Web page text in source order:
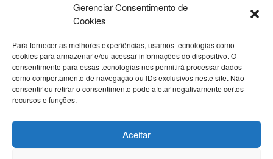
Gerenciar Consentimento de
Cookies
Para fornecer as melhores experiências, usamos tecnologias como
cookies para armazenar e/ou acessar informações do dispositivo. O
consentimento para essas tecnologias nos permitirá processar dados
como comportamento de navegação ou IDs exclusivos neste site. Não
consentir ou retirar o consentimento pode afetar negativamente certos
recursos e funções.
Aceitar
© 2026Grupo VIA365 Comunicação Estratégica
Navegue pelo nosso site
Política Editorial do InstantBA
Política de Privacidade